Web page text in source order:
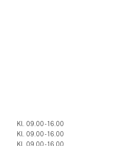
Kl. 09.00 - 16.00
Kl. 09.00 - 16.00
Kl. 09.00 - 16.00